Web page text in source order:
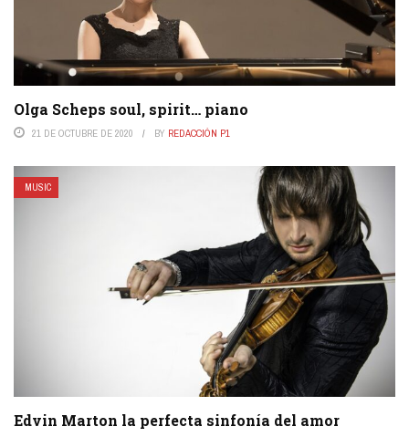
Olga Scheps soul, spirit… piano
21 DE OCTUBRE DE 2020 BY REDACCIÓN P1
MUSIC
Edvin Marton la perfecta sinfonía del amor